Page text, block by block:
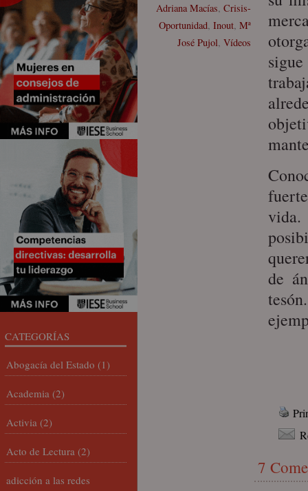
Adriana Macías, Crisis-
Oportunidad, Inout, Mª
José Pujol, Vídeos
de
7
CATEGORÍAS
Abogacía del Estado (1)
Academia (2)
Activia (2)
Acto de Lectura (2)
adicción a las redes